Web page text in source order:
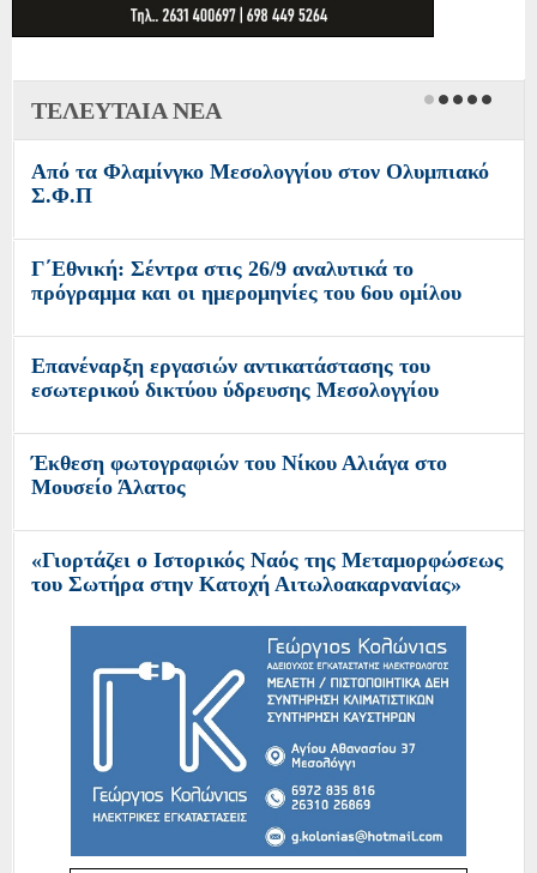
ΤΕΛΕΥΤΑΙΑ ΝΕΑ
Από τα Φλαμίνγκο Μεσολογγίου στον Ολυμπιακό
Σ.Φ.Π
Γ΄Εθνική: Σέντρα στις 26/9 αναλυτικά το
πρόγραμμα και οι ημερομηνίες του 6ου ομίλου
Επανέναρξη εργασιών αντικατάστασης του
εσωτερικού δικτύου ύδρευσης Μεσολογγίου
Έκθεση φωτογραφιών του Νίκου Αλιάγα στο
Μουσείο Άλατος
«Γιορτάζει ο Ιστορικός Ναός της Μεταμορφώσεως
του Σωτήρα στην Κατοχή Αιτωλοακαρνανίας»